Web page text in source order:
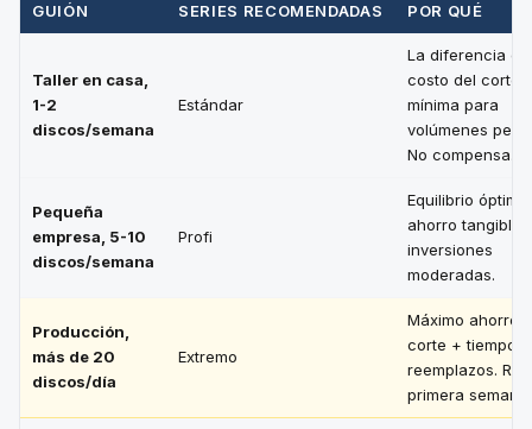
GUIÓN SERIES RECOMENDADAS POR QUÉ
Taller en casa,
1-2
discos/semana
Estándar
La diferencia
costo del corte
mínima para
volúmenes
No compensa.
Pequeña
empresa, 5-10
discos/semana
Profi
Equilibrio óptimo:
ahorro tangible
inversiones
moderadas.
Producción,
más de 20
discos/día
Extremo
Máximo ahorro
corte + tiempo +
reemplazos.
primera semana.